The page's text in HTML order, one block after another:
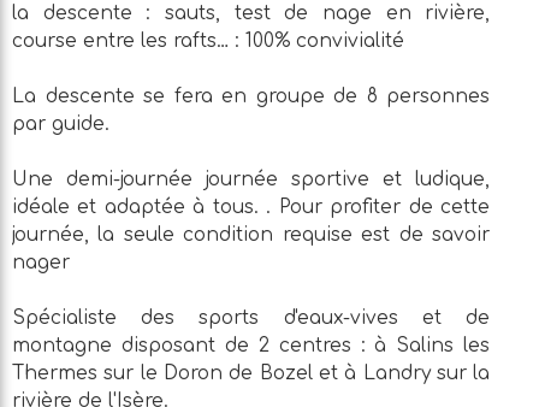
la descente : sauts, test de nage en rivière,
course entre les rafts… : 100% convivialité
La descente se fera en groupe de 8 personnes
par guide.
Une demi-journée journée sportive et ludique,
idéale et adaptée à tous. . Pour profiter de cette
journée, la seule condition requise est de savoir
nager
Spécialiste des sports d'eaux-vives et de
montagne disposant de 2 centres : à Salins les
Thermes sur le Doron de Bozel et à Landry sur la
rivière de l'Isère.